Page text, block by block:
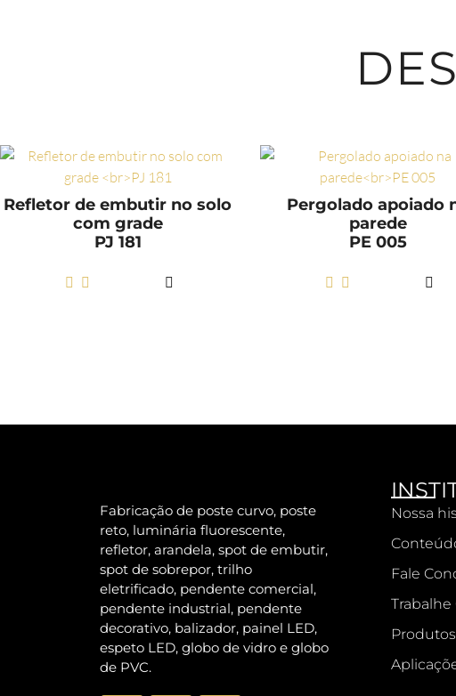
Refletor de embutir no solo
com grade
PJ 181
Pergolado apoiado
parede
PE 005
Fabricação de poste curvo, poste
reto, luminária fluorescente,
refletor, arandela, spot de embutir,
spot de sobrepor, trilho
eletrificado, pendente comercial,
pendente industrial, pendente
decorativo, balizador, painel LED,
espeto LED, globo de vidro e globo
de PVC.
Nossa
Fale
Trabalhe
Produtos